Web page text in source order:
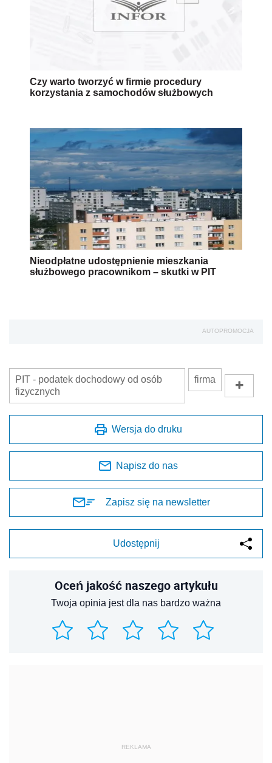
Czy warto tworzyć w firmie procedury
korzystania z samochodów służbowych
Nieodpłatne udostępnienie mieszkania
służbowego pracownikom – skutki w PIT
AUTOPROMOCJA
PIT - podatek dochodowy od osób
fizycznych
firma
Wersja do druku
Napisz do nas
Zapisz się na newsletter
Udostępnij
Oceń jakość naszego artykułu
Twoja opinia jest dla nas bardzo ważna
REKLAMA